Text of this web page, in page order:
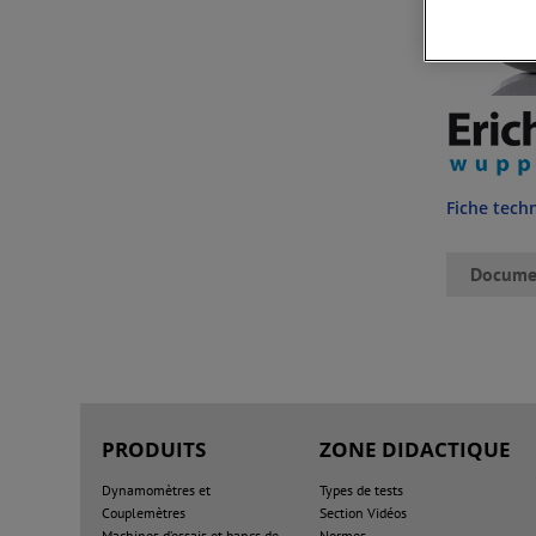
Fiche
PRODUITS
Dynamomètres et
Couplemètres
ZONE DIDACTIQUE
Types de tests
Section Vidéos